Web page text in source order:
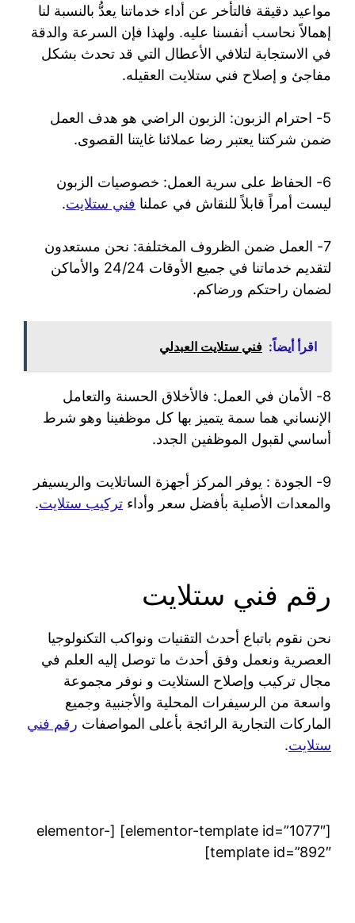
مواعيد دقيقة فالتأخر عن أداء خدماتنا يعدُّ بالنسبة لنا
إهمالاً نحاسب أنفسنا عليه. ولهذا فإن السرعة والدقة
في الاستجابة لتلافي الأعطال التي قد تحدث بشكل
مفاجئ و إصلاح فني ستلايت العقيله.
5- احترام الزبون: الزبون الراضي هو هدف العمل
ضمن شركتنا يعتبر رضا عملائنا غايتنا القصوى.
6- الحفاظ على سرية العمل: خصوصيات الزبون
ليست أمراً قابلاً للنقاش في عملنا فني ستلايت.
7- العمل ضمن الظروف المختلفة: نحن مستعدون
لتقديم خدماتنا في جميع الأوقات 24/24 والأماكن
لضمان راحتكم ورضاكم.
اقرأ أيضاً: فني ستلايت العبدلي
8- الأمان في العمل: فالأخلاق الحسنة والتعامل
الإنساني هما سمة يتميز بها كل موظفينا وهو شرط
أساسي لقبول الموظفين الجدد.
9- الجودة : يوفر المركز أجهزة الساتلايت والريسيفر
والمعدات الأصلية بأفضل سعر وأداء تركيب ستلايت.
رقم فني ستلايت
نحن نقوم باتباع أحدث التقنيات ونواكب التكنولوجيا
العصرية ونعمل وفق أحدث ما توصل إليه العلم في
مجال تركيب وإصلاح الستلايت و نوفر مجموعة
واسعة من الرسيفرات المحلية والأجنبية وجميع
الماركات التجارية الرائجة بأعلى المواصفات رقم فني
ستلايت.
[elementor-template id=”1077″] [elementor-
template id=”892″]